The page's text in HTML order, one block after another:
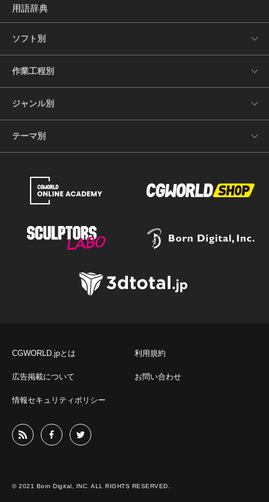
用語辞典
ソフト別
作業工程別
ジャンル別
テーマ別
CGWORLD.jpとは 利用規約
広告掲載について お問い合わせ
情報セキュリティポリシー
© 2021 Born Digital, INC. ALL RIGHTS RESERVED.